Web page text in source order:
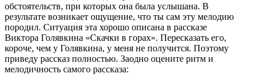
обстоятельств, при которых она была услышана. В
результате возникает ощущение, что ты сам эту мелодию
породил. Ситуация эта хорошо описана в рассказе
Виктора Голявкина «Скачки в горах». Пересказать его,
короче, чем у Голявкина, у меня не получится. Поэтому
приведу рассказ полностью. Заодно оцените ритм и
мелодичность самого рассказа: